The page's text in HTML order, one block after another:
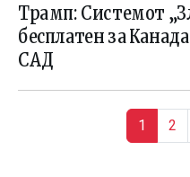
Трамп: Системот
бесплатен за
САД
Current
1 2